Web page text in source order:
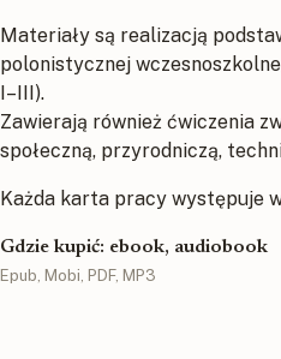
Materiały są realizacją
polonistycznej
I–III).
Zawierają również ćwiczenia
społeczną, przyrodniczą,
Każda karta pracy występuje
Gdzie kupić: ebook, audiobook
Epub, Mobi, PDF, MP3